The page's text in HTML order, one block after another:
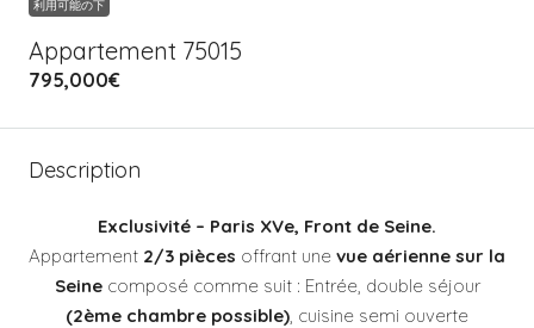
利用可能の下
Appartement 75015
795,000€
Description
Exclusivité – Paris XVe, Front de Seine.
Appartement 2/3 pièces offrant une vue aérienne sur la
Seine composé comme suit : Entrée, double séjour
(2ème chambre possible) , cuisine semi ouverte